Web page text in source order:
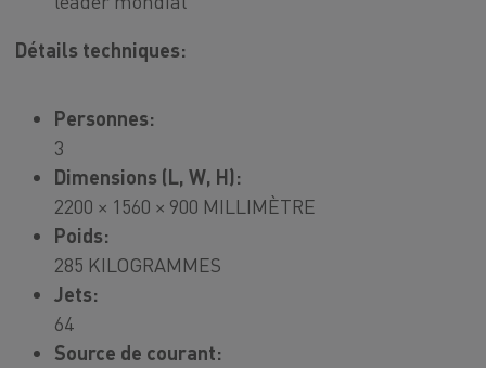
Détails techniques:
Personnes:
3
Dimensions (L, W, H):
2200 × 1560 × 900 MILLIMÈTRE
Poids:
285 KILOGRAMMES
Jets:
64
Source de courant: